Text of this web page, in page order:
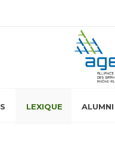
LEXIQUE ALUMNI